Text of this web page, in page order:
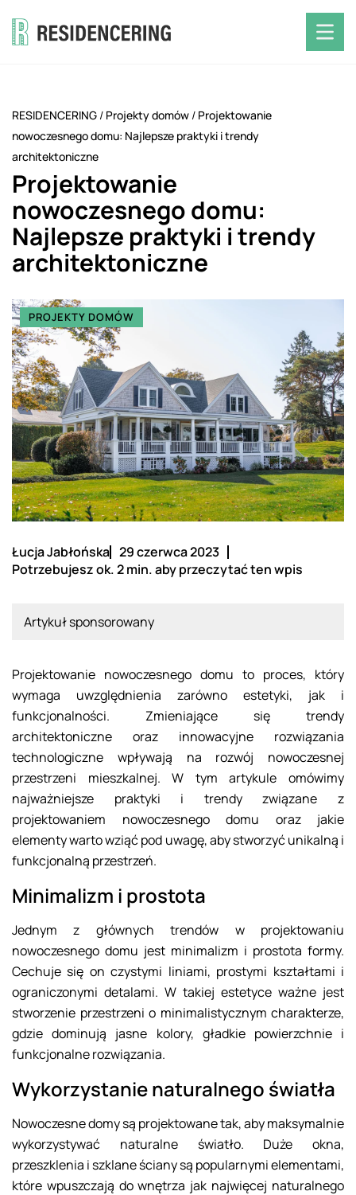
RESIDENCERING / Projekty domów / Projektowanie
nowoczesnego domu: Najlepsze praktyki i trendy
architektoniczne
Projektowanie
nowoczesnego domu:
Najlepsze praktyki i trendy
architektoniczne
PROJEKTY DOMÓW
Łucja Jabłońska 29 czerwca 2023
Potrzebujesz ok. 2 min. aby przeczytać ten wpis
Artykuł sponsorowany
Projektowanie nowoczesnego domu to proces, który
wymaga uwzględnienia zarówno estetyki, jak i
funkcjonalności. Zmieniające się trendy
architektoniczne oraz innowacyjne rozwiązania
technologiczne wpływają na rozwój nowoczesnej
przestrzeni mieszkalnej. W tym artykule omówimy
najważniejsze praktyki i trendy związane z
projektowaniem nowoczesnego domu oraz jakie
elementy warto wziąć pod uwagę, aby stworzyć unikalną i
funkcjonalną przestrzeń.
Minimalizm i prostota
Jednym z głównych trendów w projektowaniu
nowoczesnego domu jest minimalizm i prostota formy.
Cechuje się on czystymi liniami, prostymi kształtami i
ograniczonymi detalami. W takiej estetyce ważne jest
stworzenie przestrzeni o minimalistycznym charakterze,
gdzie dominują jasne kolory, gładkie powierzchnie i
funkcjonalne rozwiązania.
Wykorzystanie naturalnego światła
Nowoczesne domy są projektowane tak, aby maksymalnie
wykorzystywać naturalne światło. Duże okna,
przeszklenia i szklane ściany są popularnymi elementami,
które wpuszczają do wnętrza jak najwięcej naturalnego